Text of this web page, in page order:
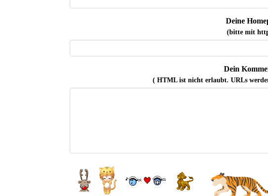
Deine
(bitte mit
Dein
( HTML ist nichterlaubt. URLs